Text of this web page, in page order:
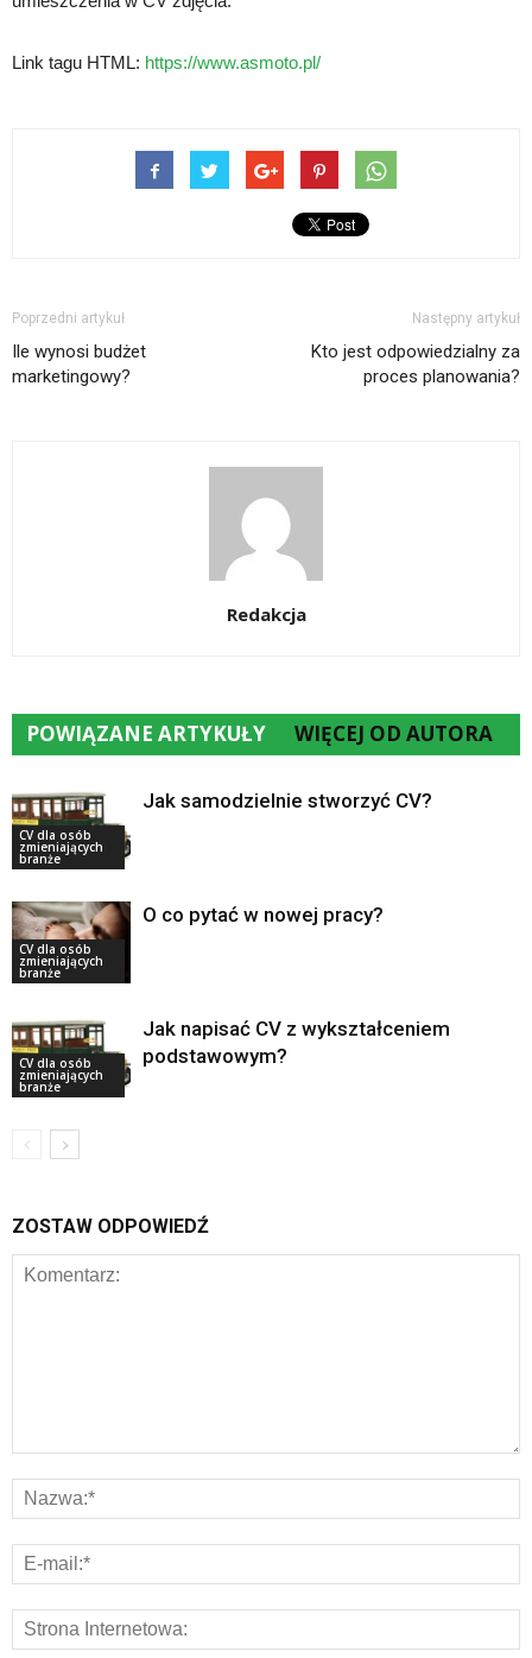
Link tagu HTML: https://www.asmoto.pl/
Poprzedni artykuł
Ile wynosi budżet
marketingowy?
Następny artykuł
Kto jest odpowiedzialny za
proces planowania?
Redakcja
POWIĄZANE ARTYKUŁY WIĘCEJ OD AUTORA
CV dla osób
zmieniających
branże
Jak samodzielnie stworzyć CV?
CV dla osób
zmieniających
branże
O co pytać w nowej pracy?
CV dla osób
zmieniających
branże
Jak napisać CV z wykształceniem
podstawowym?
ZOSTAW ODPOWIEDŹ